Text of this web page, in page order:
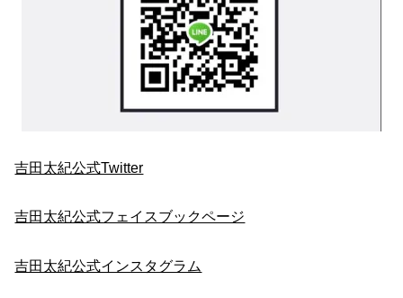
吉田太紀公式Twitter
吉田太紀公式フェイスブックページ
吉田太紀公式インスタグラム